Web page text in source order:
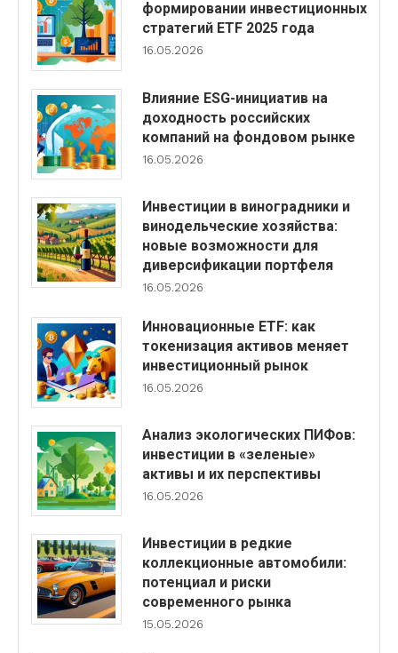
формировании инвестиционных
стратегий ETF 2025 года
16.05.2026
Влияние ESG-инициатив на
доходность российских
компаний на фондовом рынке
16.05.2026
Инвестиции в виноградники и
винодельческие хозяйства:
новые возможности для
диверсификации портфеля
16.05.2026
Инновационные ETF: как
токенизация активов меняет
инвестиционный рынок
16.05.2026
Анализ экологических ПИФов:
инвестиции в «зеленые»
активы и их перспективы
16.05.2026
Инвестиции в редкие
коллекционные автомобили:
потенциал и риски
современного рынка
15.05.2026